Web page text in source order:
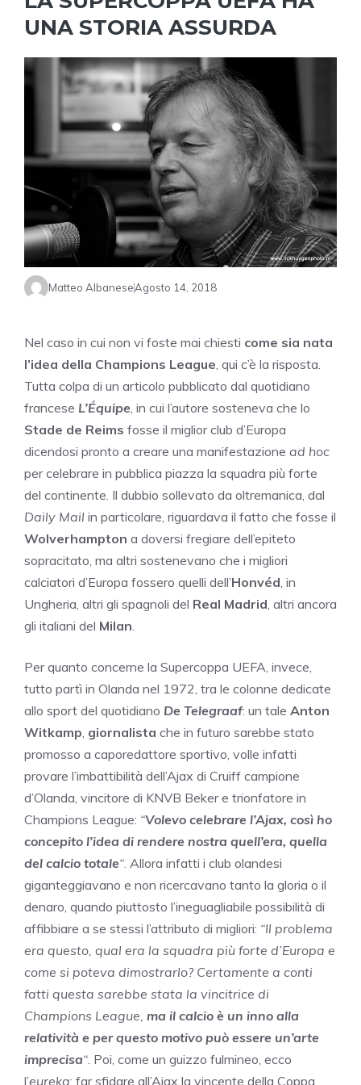
UNA STORIA ASSURDA
Matteo AlbaneseAgosto 14, 2018
Nel caso in cui non vi foste mai chiesti come sia nata
l’idea della Champions League, qui c’è la risposta.
Tutta colpa di un articolo pubblicato dal quotidiano
francese L’Équipe, in cui l’autore sosteneva che lo
Stade de Reims fosse il miglior club d’Europa
dicendosi pronto a creare una manifestazione ad hoc
per celebrare in pubblica piazza la squadra più forte
del continente. Il dubbio sollevato da oltremanica, dal
Daily Mail in particolare, riguardava il fatto che fosse il
Wolverhampton a doversi fregiare dell’epiteto
sopracitato, ma altri sostenevano che i migliori
calciatori d’Europa fossero quelli dell’Honvéd, in
Ungheria, altri gli spagnoli del Real Madrid, altri ancora
gli italiani del Milan.
Per quanto concerne la Supercoppa UEFA, invece,
tutto partì in Olanda nel 1972, tra le colonne dedicate
allo sport del quotidiano De Telegraaf: un tale Anton
Witkamp, giornalista che in futuro sarebbe stato
promosso a caporedattore sportivo, volle infatti
provare l’imbattibilità dell’Ajax di Cruiff campione
d’Olanda, vincitore di KNVB Beker e trionfatore in
Champions League: “Volevo celebrare l’Ajax, così ho
concepito l’idea di rendere nostra quell’era, quella
del calcio totale“. Allora infatti i club olandesi
giganteggiavano e non ricercavano tanto la gloria o il
denaro, quando piuttosto l’ineguagliabile possibilità di
affibbiare a se stessi l’attributo di migliori: “Il problema
era questo, qual era la squadra più forte d’Europa e
come si poteva dimostrarlo? Certamente a conti
fatti questa sarebbe stata la vincitrice di
Champions League, ma il calcio è un inno alla
relatività e per questo motivo può essere un’arte
imprecisa“. Poi, come un guizzo fulmineo, ecco
l’eureka: far sfidare all’Ajax la vincente della Coppa